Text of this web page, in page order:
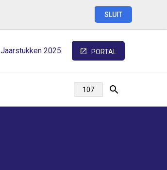
SLUIT
Jaarstukken 2025 PORTAL